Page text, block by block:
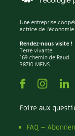
Une entreprise
actrice de
Rendez-nous visite !
Terre vivante
169 chemin de Raud
38710 MENS
Facebook
Foire aux
FAQ –